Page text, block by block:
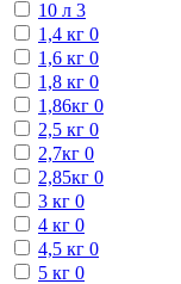
10 л 3
1,4 кг 0
1,6 кг 0
1,8 кг 0
1,86кг 0
2,5 кг 0
2,7кг 0
2,85кг 0
3 кг 0
4 кг 0
4,5 кг 0
5 кг 0